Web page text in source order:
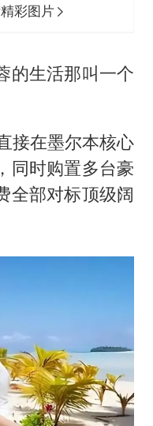
彩图片
的生活那叫一个
接在墨尔本核心
同时购置多台豪
全部对标顶级阔